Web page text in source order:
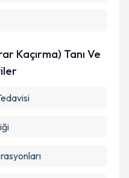
Kaçırma) Tanı Ve